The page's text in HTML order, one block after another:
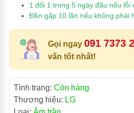
1 đổi 1 trong 5 ngày đầu nếu lỗi
Đền gấp 10 lần nếu không phải
Gọi ngay 091 7373
vấn tốt nhất!
Tình trạng: Còn hàng
Thương hiệu: LG